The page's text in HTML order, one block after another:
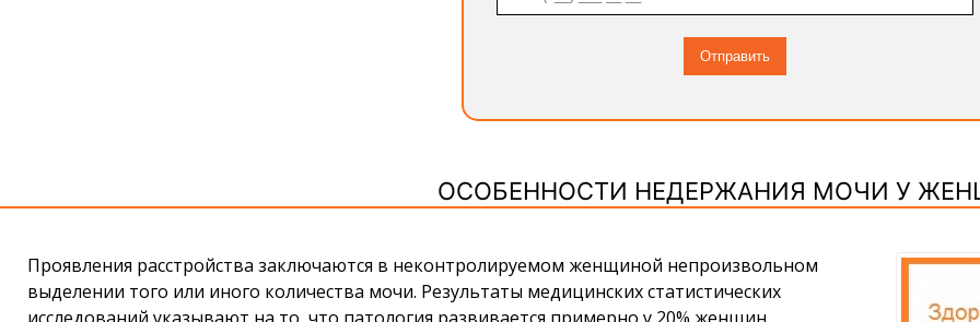
ОСОБЕННОСТИ НЕДЕРЖАНИЯ МОЧИ У
Проявления расстройства заключаются в неконтролируемом женщиной непроизвольном
выделении того или иного количества мочи. Результаты медицинских статистических